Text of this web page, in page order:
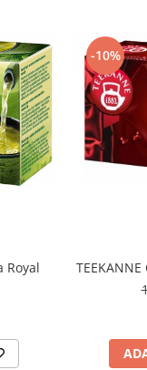
Royal
-10%